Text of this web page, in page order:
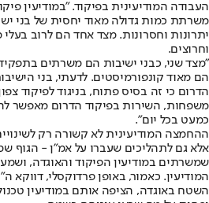
העבודה המודיעינית בפיקוד. "במודיעין
משרתת כמות גדולה מאוד יחסית של בני
יתרונות וחסרונות. מצד אחד הם לרוב בעלי
וחרוצים.
"מצד שני, כבני ישיבות הם משרתים
הם מאוד קונפורמיסטים. לדעתי, בני
הדרום כי זה בסיס פתוח, בניגוד לפיקוד
משפחות, השירות בפיקוד הדרום מאפשר
כמעט בכל יום".
ההחמצה המודיעינית לא קשורה רק
אלא גם לתהליכים שעברו על אמ"ן - הגוף
שמשרתים במודיעין הפיקוד והאוגדה,
המודיעין. כאמור, באופן פרדוקסלי, דווקא
השטח באוגדה, הציפה אותם במודיעין